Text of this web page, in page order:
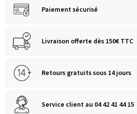
Paiement sécurisé
Livraison offerte dès 150€ TTC
Retours gratuits sous 14 jours
Service client au 04 42 41 44 15